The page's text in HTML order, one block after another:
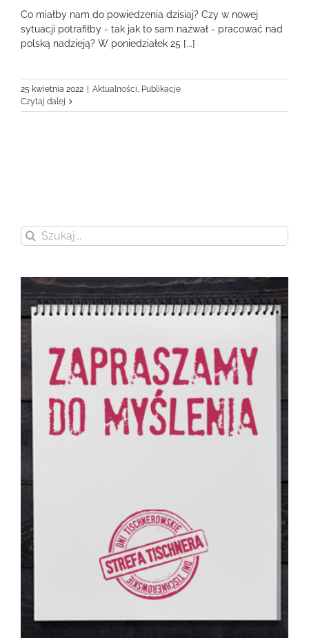
Co miałby nam do powiedzenia dzisiaj? Czy w nowej
sytuacji potrafiłby - tak jak to sam nazwał - pracować nad
polską nadzieją? W poniedziałek 25 [...]
25 kwietnia 2022 Aktualności, Publikacje
Czytaj dalej
Szukaj